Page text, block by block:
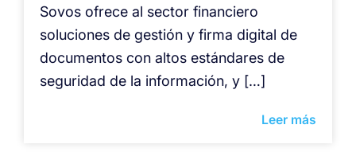
Sovos ofrece al sector financiero
soluciones de gestión y firma digital de
documentos con altos estándares de
seguridad de la información, y […]
Leer más